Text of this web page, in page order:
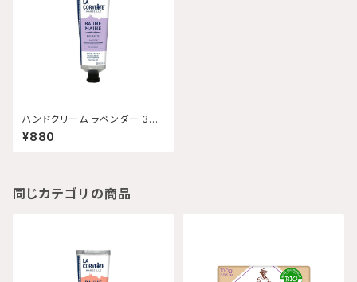
ハンドクリーム ラベンダー 30
mL 【配送グループQ】
¥880
同じカテゴリの商品